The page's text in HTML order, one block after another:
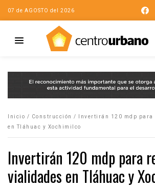
07 de AGOSTO del 2026
Inicio / Construcción /
Invertirán 120 mdp
en Tláhuac y Xochimilco
Invertirán 120 mdp para
vialidades en Tláhuac y